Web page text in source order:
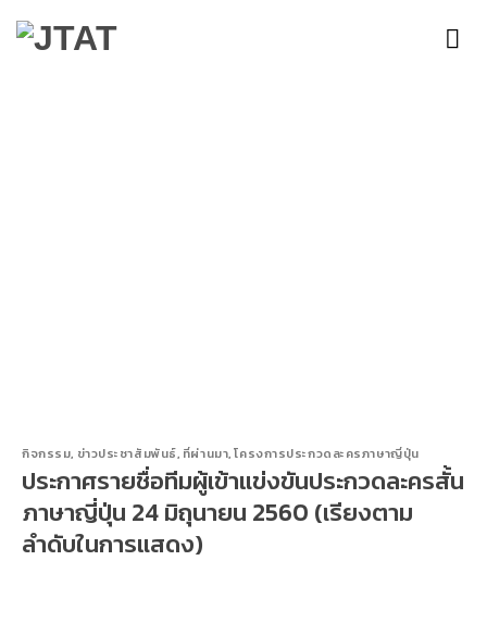
กิจกรรม, ข่าวประชาสัมพันธ์, ที่ผ่านมา,โครงการประกวดละครภาษาญี่ปุ่น
ประกาศรายชื่อทีมผู้เข้าแข่งขันประกวดละครสั้น
ภาษาญี่ปุ่น 24 มิถุนายน 2560 (เรียงตาม
ลำดับในการแสดง)